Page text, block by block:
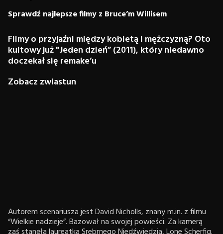
Sprawdź najlepsze filmy z Bruce’m Willisem
Filmy o przyjaźni między kobietą i mężczyzną? Oto
kultowy już "Jeden dzień” (2011), który niedawno
doczekał się remake’u
Zobacz zwiastun
Autorem scenariusza jest David Nicholls, znany m.in. z filmu
“Wielkie nadzieje”. Bazował na swojej powieści. Za kamerą